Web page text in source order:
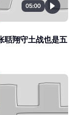
05:00
聒翔守土战也是五